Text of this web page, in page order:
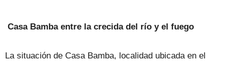
Casa Bamba entre la crecida del río y el fuego
La situación de Casa Bamba, localidad ubicada en el